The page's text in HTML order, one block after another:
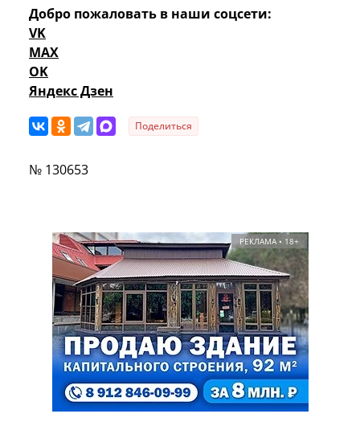
Добро пожаловать в наши соцсети:
VK
MAX
OK
Яндекс Дзен
Поделиться
№ 130653
РЕКЛАМА • 18+